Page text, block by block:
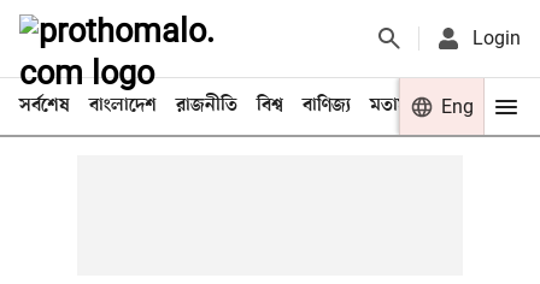
Login
সর্বশেষ বাংলাদেশ রাজনীতি বিশ্ব বাণিজ্য মতামত খেলা
Eng